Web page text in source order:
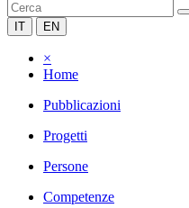
IT EN
×
Home
Pubblicazioni
Progetti
Persone
Competenze